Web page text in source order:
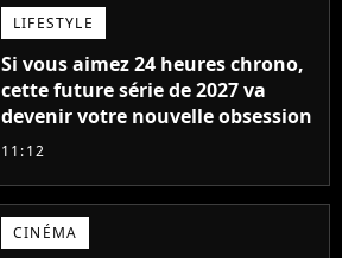
LIFESTYLE
Si vous aimez 24 heures chrono,
cette future série de 2027 va
devenir votre nouvelle obsession
11:12
CINÉMA